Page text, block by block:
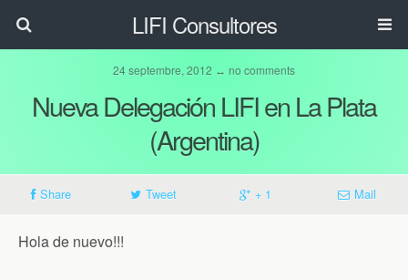
LIFI Consultores
24 septembre, 2012 ↔ no comments
Nueva Delegación LIFI en La Plata
(Argentina)
Share Tweet + 1 Mail
Hola de nuevo!!!